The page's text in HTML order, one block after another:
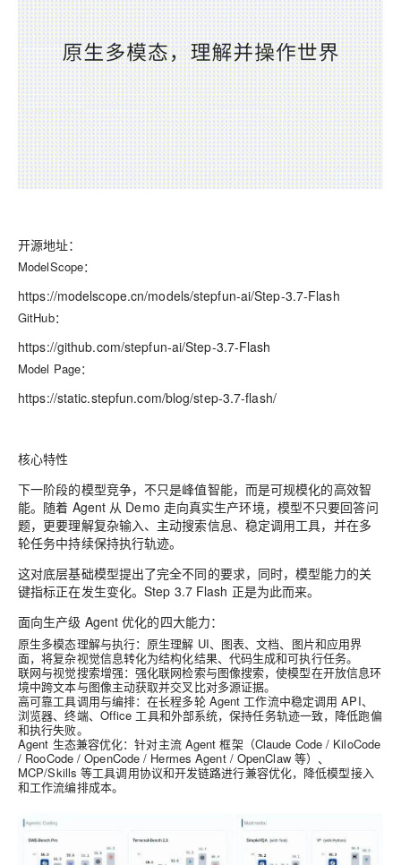
开源地址：
ModelScope：
https://modelscope.cn/models/stepfun-ai/Step-3.7-Flash
GitHub：
https://github.com/stepfun-ai/Step-3.7-Flash
Model Page：
https://static.stepfun.com/blog/step-3.7-flash/
核心特性
下一阶段的模型竞争，不只是峰值智能，而是可规模化的高效智
能。随着 Agent 从 Demo 走向真实生产环境，模型不只要回答问
题，更要理解复杂输入、主动搜索信息、稳定调用工具，并在多
轮任务中持续保持执行轨迹。
这对底层基础模型提出了完全不同的要求，同时，模型能力的关
键指标正在发生变化。Step 3.7 Flash 正是为此而来。
面向生产级 Agent 优化的四大能力：
原生多模态理解与执行：原生理解 UI、图表、文档、图片和应用界
面，将复杂视觉信息转化为结构化结果、代码生成和可执行任务。
联网与视觉搜索增强：强化联网检索与图像搜索，使模型在开放信息环
境中跨文本与图像主动获取并交叉比对多源证据。
高可靠工具调用与编排：在长程多轮 Agent 工作流中稳定调用 API、
浏览器、终端、Office 工具和外部系统，保持任务轨迹一致，降低跑偏
和执行失败。
Agent 生态兼容优化：针对主流 Agent 框架（Claude Code / KiloCode
/ RooCode / OpenCode / Hermes Agent / OpenClaw 等）、
MCP/Skills 等工具调用协议和开发链路进行兼容优化，降低模型接入
和工作流编排成本。